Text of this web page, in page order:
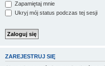
Zapamiętaj mnie
Ukryj mój status podczas tej sesji
ZAREJESTRUJ SIĘ